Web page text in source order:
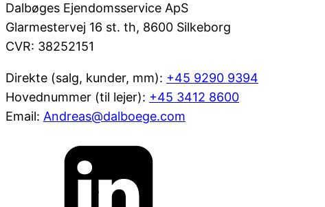
Dalbøges Ejendomsservice ApS
Glarmestervej 16 st. th, 8600 Silkeborg
CVR: 38252151
Direkte (salg, kunder, mm): +45 9290 9394
Hovednummer (til lejer): +45 3412 8600
Email: Andreas@dalboege.com